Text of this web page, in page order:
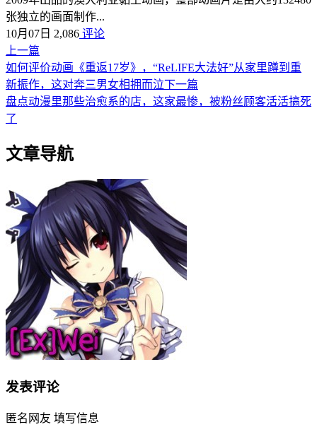
张独立的画面制作...
10月07日 2,086 评论
上一篇
如何评价动画《重返17岁》，“ReLIFE大法好”从家里蹲到重
新振作，这对奔三男女相拥而泣下一篇
盘点动漫里那些治愈系的店，这家最惨，被粉丝顾客活活搞死
了
文章导航
发表评论
匿名网友 填写信息